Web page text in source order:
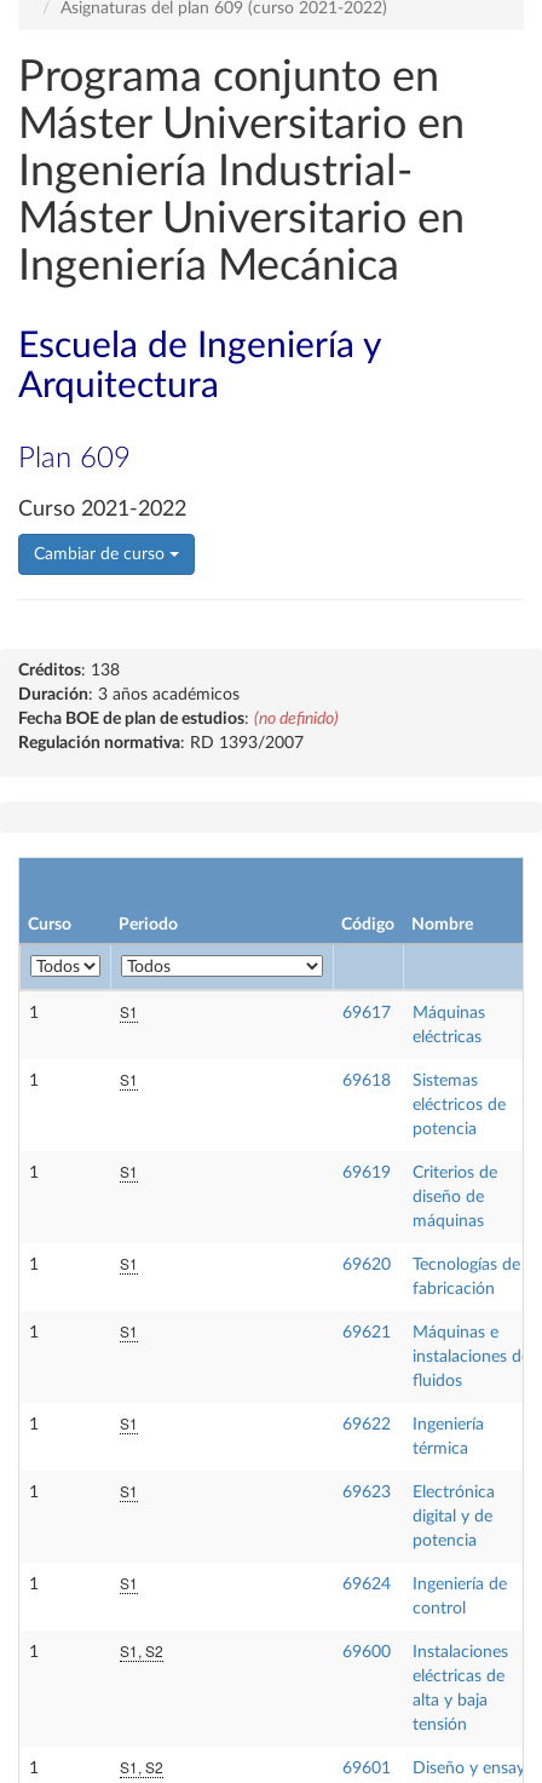
Asignaturas del plan 609 (curso 2021-2022)
Programa conjunto en
Máster Universitario en
Ingeniería Industrial-
Máster Universitario en
Ingeniería Mecánica
Escuela de Ingeniería y
Arquitectura
Plan 609
Curso 2021-2022
Cambiar de curso
Créditos: 138
Duración: 3 años académicos
Fecha BOE de plan de estudios: (no definido)
Regulación normativa: RD 1393/2007
Curso Periodo Código Nombre
1 S1 69617
Máquinas
eléctricas
1 S1 69618
Sistemas
eléctricos de
potencia
1 S1 69619
Criterios de
diseño de
máquinas
1 S1 69620
Tecnologías de
fabricación
1 S1 69621
Máquinas e
instalaciones de
fluidos
1 S1 69622
Ingeniería
térmica
1 S1 69623
Electrónica
digital y de
potencia
1 S1 69624
Ingeniería de
control
1 S1, S2 69600
Instalaciones
eléctricas de
alta y baja
tensión
1 S1, S2 69601
Diseño y ensayo